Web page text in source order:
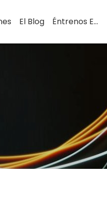
El Blog Éntrenos En Contacto Con